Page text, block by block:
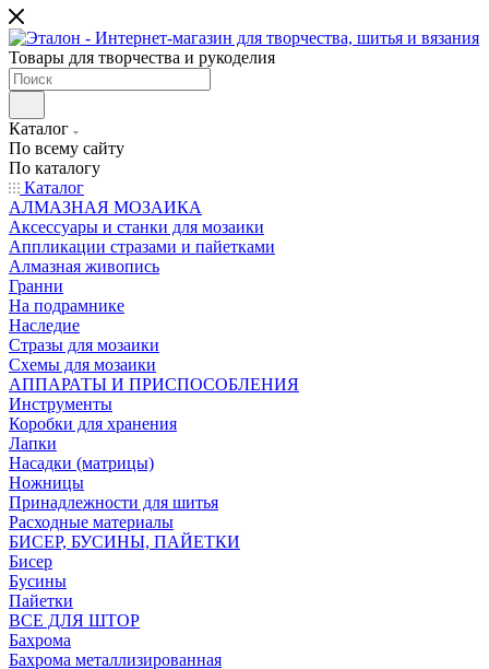
Товары для творчества и рукоделия
Каталог
По всему сайту
По каталогу
Каталог
АЛМАЗНАЯ МОЗАИКА
Аксессуары и станки для мозаики
Аппликации стразами и пайетками
Алмазная живопись
Гранни
На подрамнике
Наследие
Стразы для мозаики
Схемы для мозаики
АППАРАТЫ И ПРИСПОСОБЛЕНИЯ
Инструменты
Коробки для хранения
Лапки
Насадки (матрицы)
Ножницы
Принадлежности для шитья
Расходные материалы
БИСЕР, БУСИНЫ, ПАЙЕТКИ
Бисер
Бусины
Пайетки
ВСЕ ДЛЯ ШТОР
Бахрома
Бахрома металлизированная